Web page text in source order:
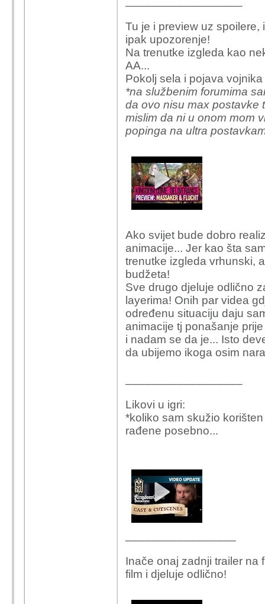
Tu je i preview uz spoilere,
ipak upozorenje!
Na trenutke izgleda kao
AA...
Pokolj sela i pojava
*na službenim forumima
da ovo nisu max postavke
mislim da ni u onom mom
popinga na ultra
Ako svijet bude dobro
animacije... Jer kao šta
trenutke izgleda vrhunski,
budžeta!
Sve drugo djeluje odlično
layerima! Onih par videa
određenu situaciju daju
animacije tj ponašanje
i nadam se da je... Isto
da ubijemo ikoga osim
Likovi u igri:
*koliko sam skužio
rađene posebno...
Inače onaj zadnji trailer na
film i djeluje odlično!